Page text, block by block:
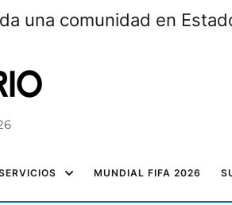
una comunidad en
MUNDIAL FIFA 2026